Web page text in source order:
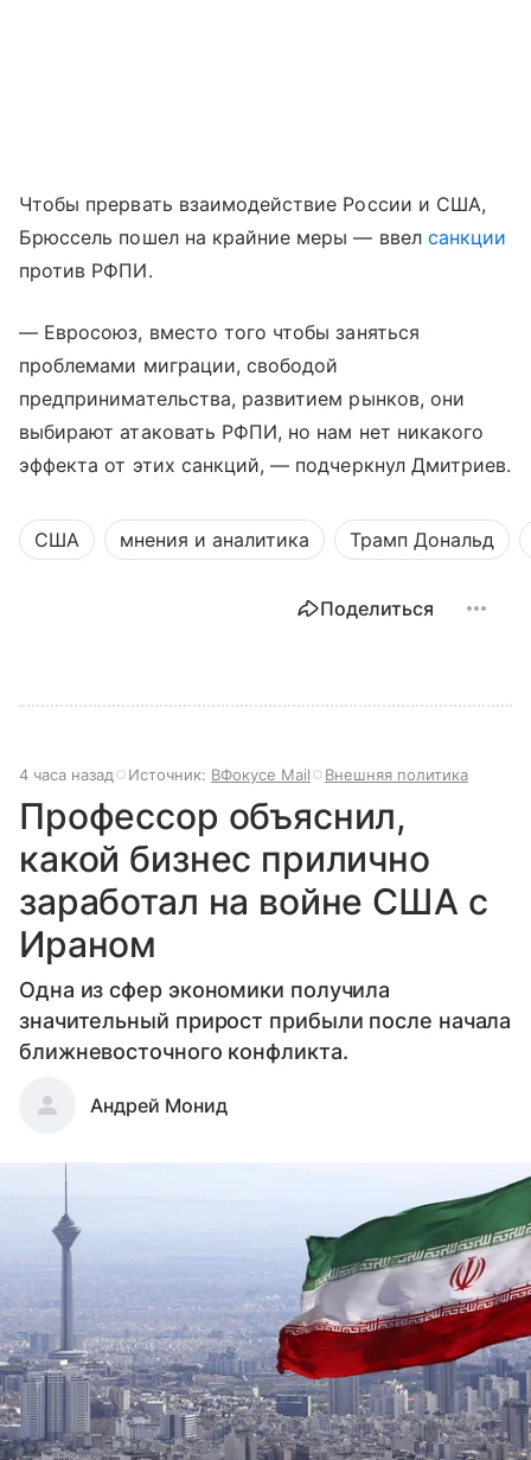
Чтобы прервать взаимодействие России и США,
Брюссель пошел на крайние меры — ввел санкции
против РФПИ.
— Евросоюз, вместо того чтобы заняться
проблемами миграции, свободой
предпринимательства, развитием рынков, они
выбирают атаковать РФПИ, но нам нет никакого
эффекта от этих санкций, — подчеркнул Дмитриев.
США мнения и аналитика Трамп Дональд
Поделиться
4 часа назад Источник: ВФокусе Mail Внешняя политика
Профессор объяснил,
какой бизнес прилично
заработал на войне США с
Ираном
Одна из сфер экономики получила
значительный прирост прибыли после начала
ближневосточного конфликта.
Андрей Монид